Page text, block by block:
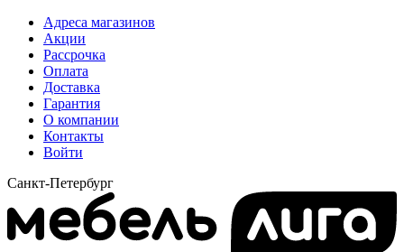
Адреса магазинов
Акции
Рассрочка
Оплата
Доставка
Гарантия
О компании
Контакты
Войти
Санкт-Петербург